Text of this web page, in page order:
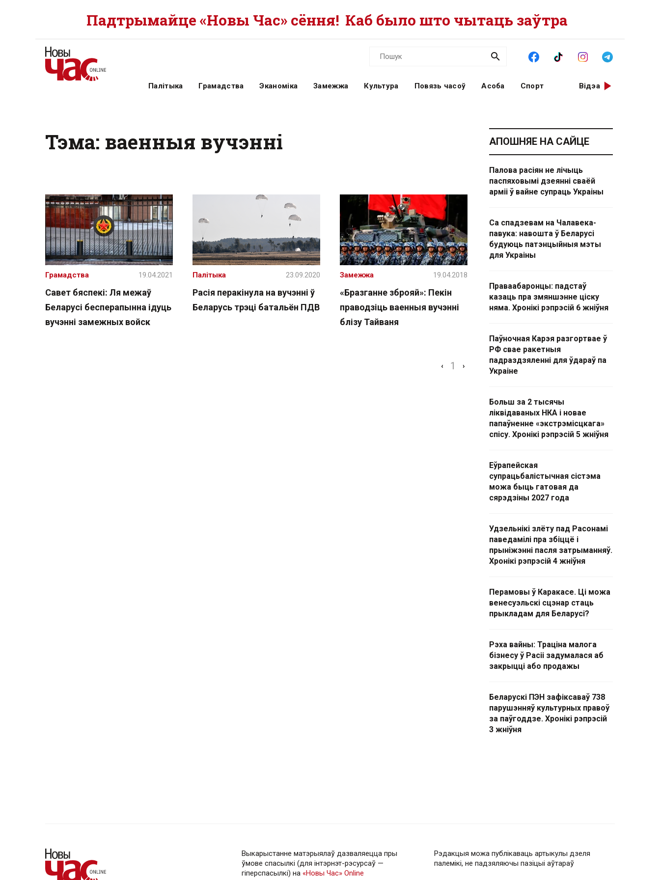
Падтрымайце «Новы Час» сёння! Каб было што чытаць заўтра
Палітыка Грамадства Эканоміка Замежжа Культура Повязь часоў Асоба Спорт Відэа
Тэма: ваенныя вучэнні
Савет бяспекі: Ля межаў
Беларусі бесперапынна ідуць
вучэнні замежных войск
Грамадства 19.04.2021
Расія перакінула на вучэнні ў
Беларусь трэці батальён ПДВ
Палітыка 23.09.2020
«Бразганне зброяй»: Пекін
праводзіць ваенныя вучэнні
блізу Тайваня
Замежжа 19.04.2018
‹ 1 ›
АПОШНЯЕ НА САЙЦЕ
Палова расіян не лічыць
паспяховымі дзеянні сваёй
арміі ў вайне супраць Украіны
Са спадзевам на Чалавека-
павука: навошта ў Беларусі
будуюць патэнцыйныя мэты
для Украіны
Праваабаронцы: падстаў
казаць пра змяншэнне ціску
няма. Хронікі рэпрэсій 6 жніўня
Паўночная Карэя разгортвае ў
РФ свае ракетныя
падраздзяленні для ўдараў па
Украіне
Больш за 2 тысячы
ліквідаваных НКА і новае
папаўненне «экстрэмісцкага»
спісу. Хронікі рэпрэсій 5 жніўня
Еўрапейская
супрацьбалістычная сістэма
можа быць гатовая да
сярэдзіны 2027 года
Удзельнікі злёту пад Расонамі
паведамілі пра збіццё і
прыніжэнні пасля затрыманняў.
Хронікі рэпрэсій 4 жніўня
Перамовы ў Каракасе. Ці можа
венесуэльскі сцэнар стаць
прыкладам для Беларусі?
Рэха вайны: Траціна малога
бізнесу ў Расіі задумалася аб
закрыцці або продажы
Беларускі ПЭН зафіксаваў 738
парушэнняў культурных правоў
за паўгоддзе. Хронікі рэпрэсій
3 жніўня
Выкарыстанне матэрыялаў дазваляецца пры
ўмове спасылкі (для інтэрнэт-рэсурсаў —
гiперспасылкi) на «Новы Час» Online
Рэдакцыя можа публікаваць артыкулы дзеля
палемікі, не падзяляючы пазіцыі аўтараў